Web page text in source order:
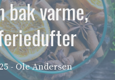
bak varme,
- Ole Andersen